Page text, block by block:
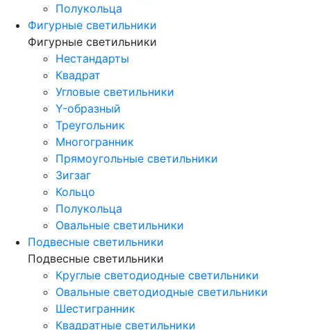
Полукольца
Фигурные светильники
Фигурные светильники
Нестандарты
Квадрат
Угловые светильники
Y-образный
Треугольник
Многогранник
Прямоугольные светильники
Зигзаг
Кольцо
Полукольца
Овальные светильники
Подвесные светильники
Подвесные светильники
Круглые светодиодные светильники
Овальные светодиодные светильники
Шестигранник
Квадратные светильники